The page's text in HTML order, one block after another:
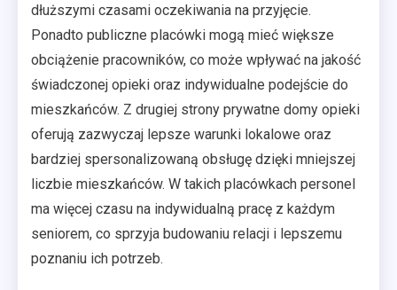
dłuższymi czasami oczekiwania na przyjęcie.
Ponadto publiczne placówki mogą mieć większe
obciążenie pracowników, co może wpływać na jakość
świadczonej opieki oraz indywidualne podejście do
mieszkańców. Z drugiej strony prywatne domy opieki
oferują zazwyczaj lepsze warunki lokalowe oraz
bardziej spersonalizowaną obsługę dzięki mniejszej
liczbie mieszkańców. W takich placówkach personel
ma więcej czasu na indywidualną pracę z każdym
seniorem, co sprzyja budowaniu relacji i lepszemu
poznaniu ich potrzeb.